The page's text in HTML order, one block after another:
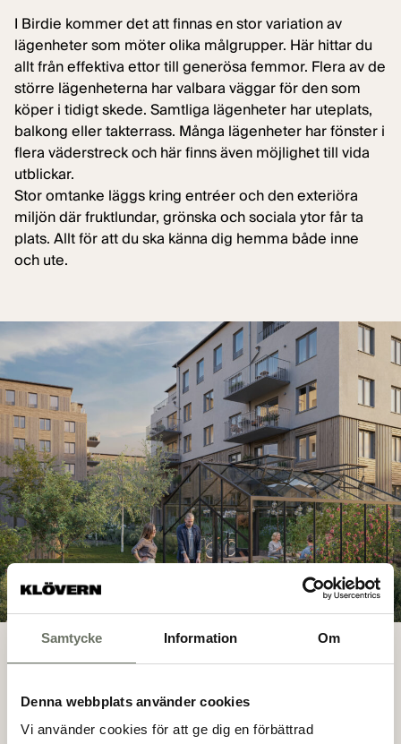
Samtycke Information Om
Denna webbplats använder cookies
Vi använder cookies för att ge dig en förbättrad
I Birdie kommer det att finnas en stor variation av
lägenheter som möter olika målgrupper. Här hittar du
allt från effektiva ettor till generösa femmor. Flera av de
större lägenheterna har valbara väggar för den som
köper i tidigt skede. Samtliga lägenheter har uteplats,
balkong eller takterrass. Många lägenheter har fönster i
flera väderstreck och här finns även möjlighet till vida
utblickar.
Stor omtanke läggs kring entréer och den exteriöra
miljön där fruktlundar, grönska och sociala ytor får ta
plats. Allt för att du ska känna dig hemma både inne
och ute.
Tyresö centrum på